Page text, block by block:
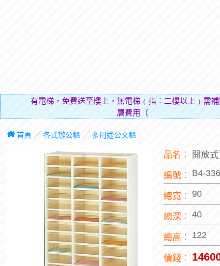
有電梯，免費送至樓上，無電梯﹙指︰二樓以上﹚需
層費用（貼補搬運人的
首頁 ╱ 各式辦公櫃╱ 多用途公文櫃
品名︰ 開放
編號︰ B4-
總寬︰ 90
總深︰ 40
總高︰ 122
價錢︰